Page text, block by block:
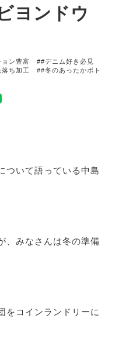
ヨンドウ
ン豊富
##デニム好き必見
ち加工
##冬のあったかボト
ついて語っている中島
、みなさんは冬の準備
をコインランドリーに